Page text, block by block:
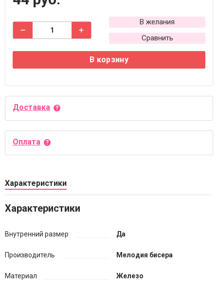
В желания
Сравнить
В корзину
Доставка
Оплата
Характеристики
Характеристики
Внутренний размер Да
Производитель Мелодия бисера
Материал Железо